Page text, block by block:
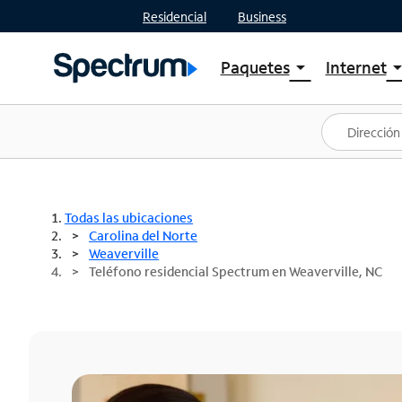
Residencial Business
Paquetesarrow_drop_down
Ver paquetes
Spectrum One
Mejores ofertas
Internetarrow_drop_down
Planes
Todas las ubicaciones
Carolina del Norte
Weaverville
Teléfono residencial Spectrum en Weaverville, NC